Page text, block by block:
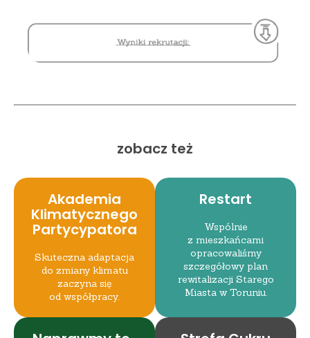
zobacz też
Akademia
Klimatycznego
Partycypatora
Skuteczna adaptacja
do zmiany klimatu
zaczyna się
od współpracy.
Restart
Wspólnie
z mieszkańcami
opracowaliśmy
szczegółowy plan
rewitalizacji Starego
Miasta w Toruniu.